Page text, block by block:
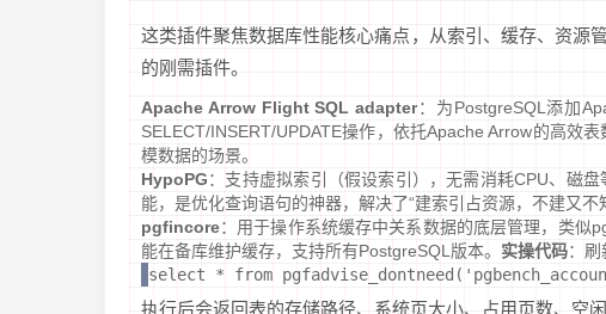
这类插件聚焦数据库性能核心痛点，从索引、缓存、资源
的刚需插件。
Apache Arrow Flight SQL adapter：为PostgreSQL添加
SELECT/INSERT/UPDATE操作，依托Apache Arrow的高效
模数据的场景。
HypoPG：支持虚拟索引（假设索引），无需消耗CPU、磁
能，是优化查询语句的神器，解决了“建索引占资源，不建又不
pgfincore：用于操作系统缓存中关系数据的底层管理，类似
能在备库维护缓存，支持所有PostgreSQL版本。 实操代码：
select * from
执行后会返回表的存储路径、系统页大小、占用页数、空